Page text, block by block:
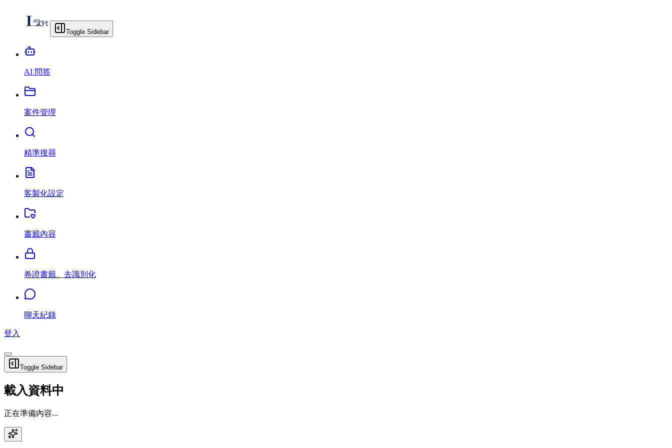
Toggle Sidebar
AI 問答
案件管理
精準搜尋
客製化設定
書籤內容
卷證書籤、去識別化
聊天紀錄
登入
Toggle Sidebar
載入資料中
正在準備內容...